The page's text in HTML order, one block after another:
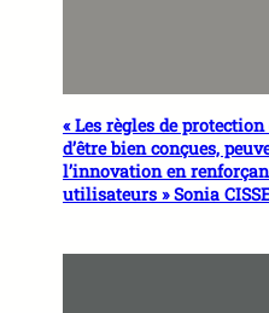
« Les règles de
d’être bien conçues,
l’innovation en
utilisateurs » Sonia